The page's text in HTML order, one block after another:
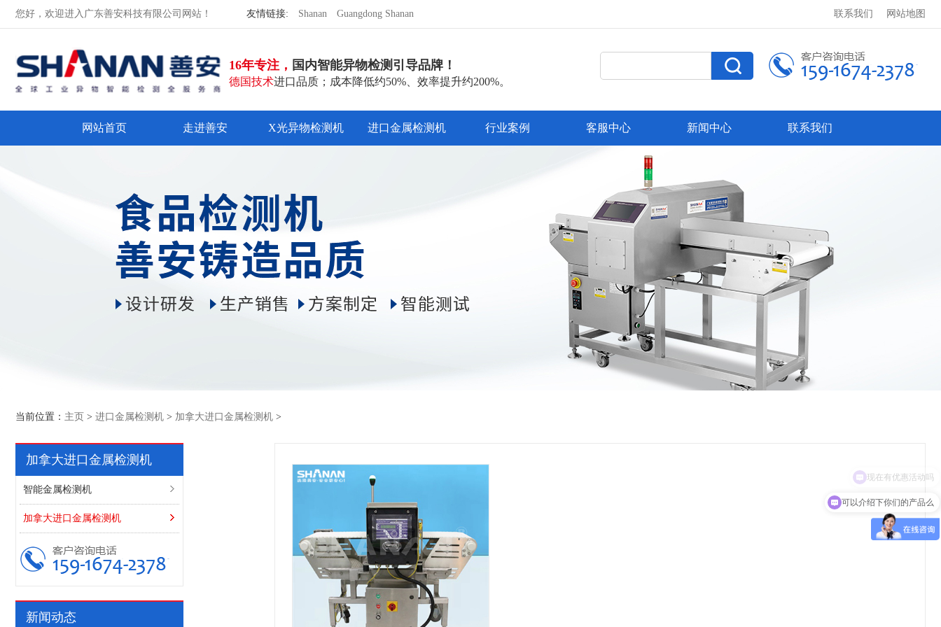
您好，欢迎进入广东善安科技有限公司网站！ 友情链接: Shanan Guangdong Shanan 联系我们 网站地图
16年专注， 国内智能异物检测引导品牌！
德国技术进口品质；成本降低约50%、效率提升约200%。
网站首页 走进善安 X光异物检测机 进口金属检测机 行业案例 客服中心 新闻中心 联系我们
当前位置： 主页 > 进口金属检测机 > 加拿大进口金属检测机 >
加拿大进口金属检测机
智能金属检测机
加拿大进口金属检测机
新闻动态
可以介绍下你们的产品么
现在有优惠活动吗